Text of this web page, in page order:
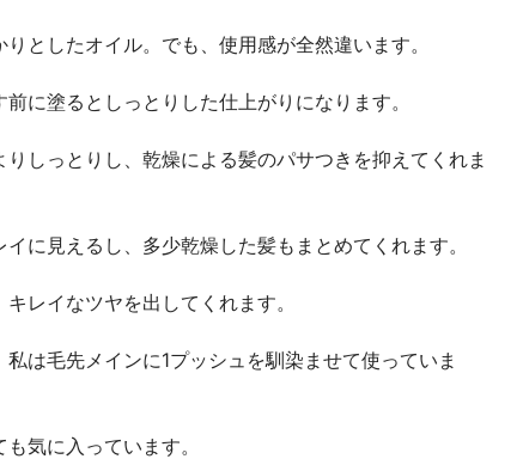
としたオイル。でも、使用感が全然違います。
に塗るとしっとりした仕上がりになります。
しっとりし、乾燥による髪のパサつきを抑えてくれま
に見えるし、多少乾燥した髪もまとめてくれます。
レイなツヤを出してくれます。
は毛先メインに1プッシュを馴染ませて使っていま
気に入っています。